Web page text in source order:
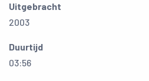
Uitgebracht
2003
Duurtijd
03:56